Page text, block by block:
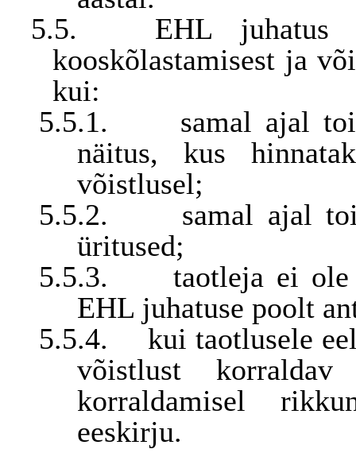
5.5.
EHL juhatus
kooskõlastamisest ja
kui:
5.5.1.
samal ajal
näitus, kus
võistlusel;
5.5.2.
samal ajal
üritused;
5.5.3.
taotleja ei ole
EHL juhatuse poolt
5.5.4.
kui taotlusele
võistlust korraldav
korraldamisel
eeskirju.